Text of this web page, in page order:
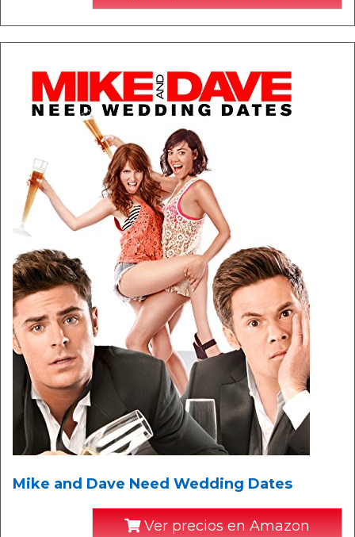
Mike and Dave Need Wedding Dates
Ver precios en Amazon